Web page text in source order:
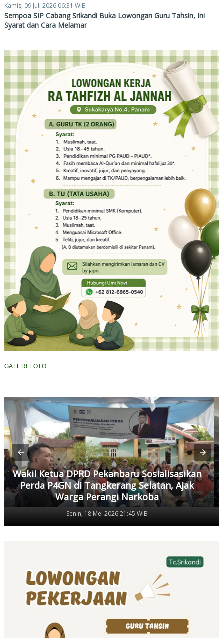
Kamis, 09 Juli 2026 06:31 WIB
Sempoa SIP Cabang Srikandi Buka Lowongan Guru Tahsin, Ini
Syarat dan Cara Melamar
GALERI FOTO
Wakil Ketua DPRD Pekanbaru Sosialisasikan
Perda P4GN di Tangkerang Selatan, Ajak
Warga Perangi Narkoba
Senin, 18 Mei 2026 21:45 WIB